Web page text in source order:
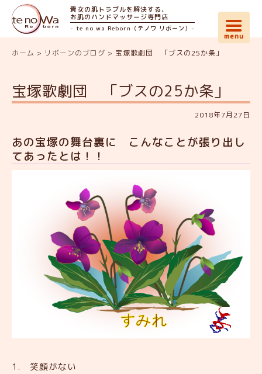
貴女の肌トラブルを解決する、
お肌のハンドマッサージ専門店
- te no wa Reborn（テノワ リボーン）-
ホーム > リボーンのブログ > 宝塚歌劇団 「ブスの25か条」
宝塚歌劇団 「ブスの25か条」
2018年7月27日
あの宝塚の舞台裏に こんなことが張り出し
てあったとは！！
1. 笑顔がない